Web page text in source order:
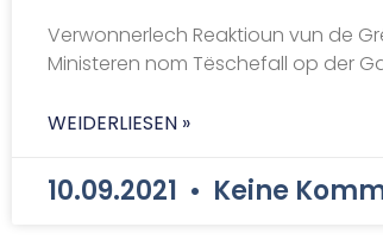
Verwonnerlech Reaktioun vun de
Ministeren nom Tëschefall op der
WEIDERLIESEN »
10.09.2021 Keine